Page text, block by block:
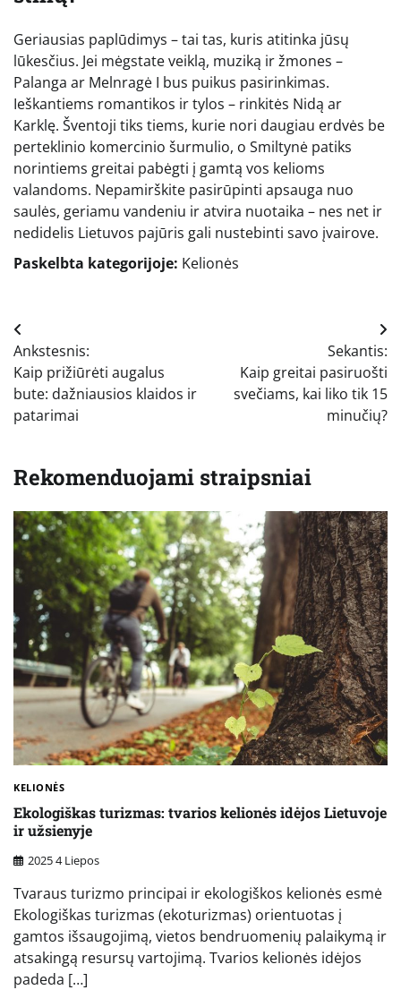
Geriausias paplūdimys – tai tas, kuris atitinka jūsų
lūkesčius. Jei mėgstate veiklą, muziką ir žmones –
Palanga ar Melnragė I bus puikus pasirinkimas.
Ieškantiems romantikos ir tylos – rinkitės Nidą ar
Karklę. Šventoji tiks tiems, kurie nori daugiau erdvės be
perteklinio komercinio šurmulio, o Smiltynė patiks
norintiems greitai pabėgti į gamtą vos kelioms
valandoms. Nepamirškite pasirūpinti apsauga nuo
saulės, geriamu vandeniu ir atvira nuotaika – nes net ir
nedidelis Lietuvos pajūris gali nustebinti savo įvairove.
Paskelbta kategorijoje: Kelionės
Navigacija
tarp
įrašų
Ankstesnis:
Kaip prižiūrėti augalus
bute: dažniausios klaidos ir
patarimai
Sekantis:
Kaip greitai pasiruošti
svečiams, kai liko tik 15
minučių?
Rekomenduojami straipsniai
KELIONĖS
Ekologiškas turizmas: tvarios kelionės idėjos Lietuvoje
ir užsienyje
2025 4 Liepos
Tvaraus turizmo principai ir ekologiškos kelionės esmė
Ekologiškas turizmas (ekoturizmas) orientuotas į
gamtos išsaugojimą, vietos bendruomenių palaikymą ir
atsakingą resursų vartojimą. Tvarios kelionės idėjos
padeda […]